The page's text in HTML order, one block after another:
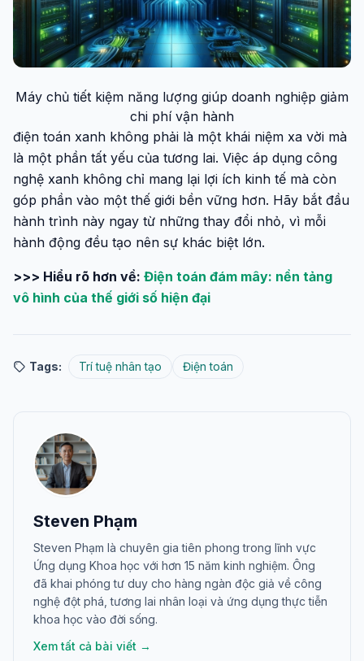
Máy chủ tiết kiệm năng lượng giúp doanh nghiệp giảm
chi phí vận hành
điện toán xanh không phải là một khái niệm xa vời mà
là một phần tất yếu của tương lai. Việc áp dụng công
nghệ xanh không chỉ mang lại lợi ích kinh tế mà còn
góp phần vào một thế giới bền vững hơn. Hãy bắt đầu
hành trình này ngay từ những thay đổi nhỏ, vì mỗi
hành động đều tạo nên sự khác biệt lớn.
>>> Hiểu rõ hơn về: Điện toán đám mây: nền tảng
vô hình của thế giới số hiện đại
Tags: Trí tuệ nhân tạo Điện toán
Steven Phạm
Steven Phạm là chuyên gia tiên phong trong lĩnh vực
Ứng dụng Khoa học với hơn 15 năm kinh nghiệm. Ông
đã khai phóng tư duy cho hàng ngàn độc giả về công
nghệ đột phá, tương lai nhân loại và ứng dụng thực tiễn
khoa học vào đời sống.
Xem tất cả bài viết →